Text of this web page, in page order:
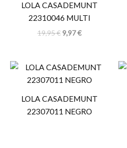
LOLA CASADEMUNT
22310046 MULTI
19,95€
19,95 €.
9,97€
9,97 €.
LOLA CASADEMUNT
22307011 NEGRO